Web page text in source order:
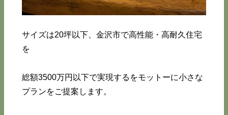
サイズは20坪以下、金沢市で高性能・高耐久住宅
を
総額3500万円以下で実現するをモットーに小さな
プランをご提案します。